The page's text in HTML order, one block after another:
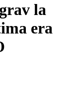
la
era